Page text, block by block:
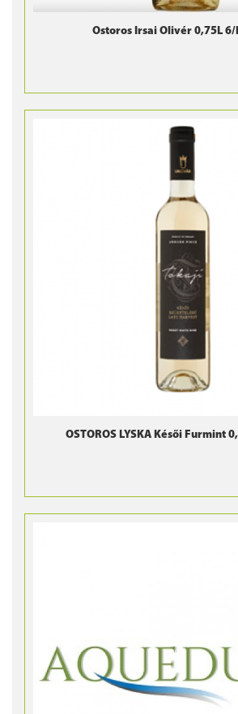
Ostoros Irsai Olivér 0,75L 6/
OSTOROS LYSKA Késői Furmint